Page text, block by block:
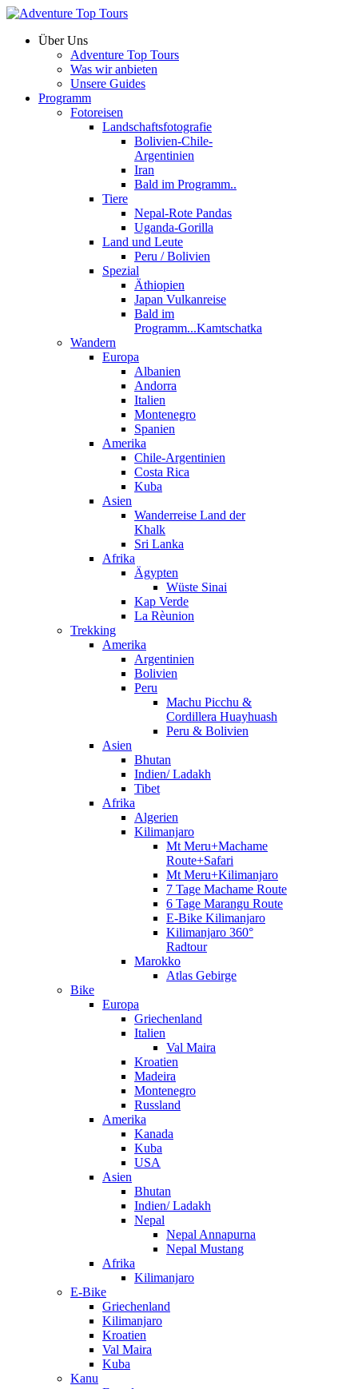
Über Uns
Adventure Top Tours
Was wir anbieten
Unsere Guides
Programm
Fotoreisen
Landschaftsfotografie
Bolivien-Chile-
Argentinien
Iran
Bald im Programm..
Tiere
Nepal-Rote Pandas
Uganda-Gorilla
Land und Leute
Peru / Bolivien
Spezial
Äthiopien
Japan Vulkanreise
Bald im
Programm...Kamtschatka
Wandern
Europa
Albanien
Andorra
Italien
Montenegro
Spanien
Amerika
Chile-Argentinien
Costa Rica
Kuba
Asien
Wanderreise Land der
Khalk
Sri Lanka
Afrika
Ägypten
Wüste Sinai
Kap Verde
La Rèunion
Trekking
Amerika
Argentinien
Bolivien
Peru
Machu Picchu &
Cordillera Huayhuash
Peru & Bolivien
Asien
Bhutan
Indien/ Ladakh
Tibet
Afrika
Algerien
Kilimanjaro
Mt Meru+Machame
Route+Safari
Mt Meru+Kilimanjaro
7 Tage Machame Route
6 Tage Marangu Route
E-Bike Kilimanjaro
Kilimanjaro 360°
Radtour
Marokko
Atlas Gebirge
Bike
Europa
Griechenland
Italien
Val Maira
Kroatien
Madeira
Montenegro
Russland
Amerika
Kanada
Kuba
USA
Asien
Bhutan
Indien/ Ladakh
Nepal
Nepal Annapurna
Nepal Mustang
Afrika
Kilimanjaro
E-Bike
Griechenland
Kilimanjaro
Kroatien
Val Maira
Kuba
Kanu